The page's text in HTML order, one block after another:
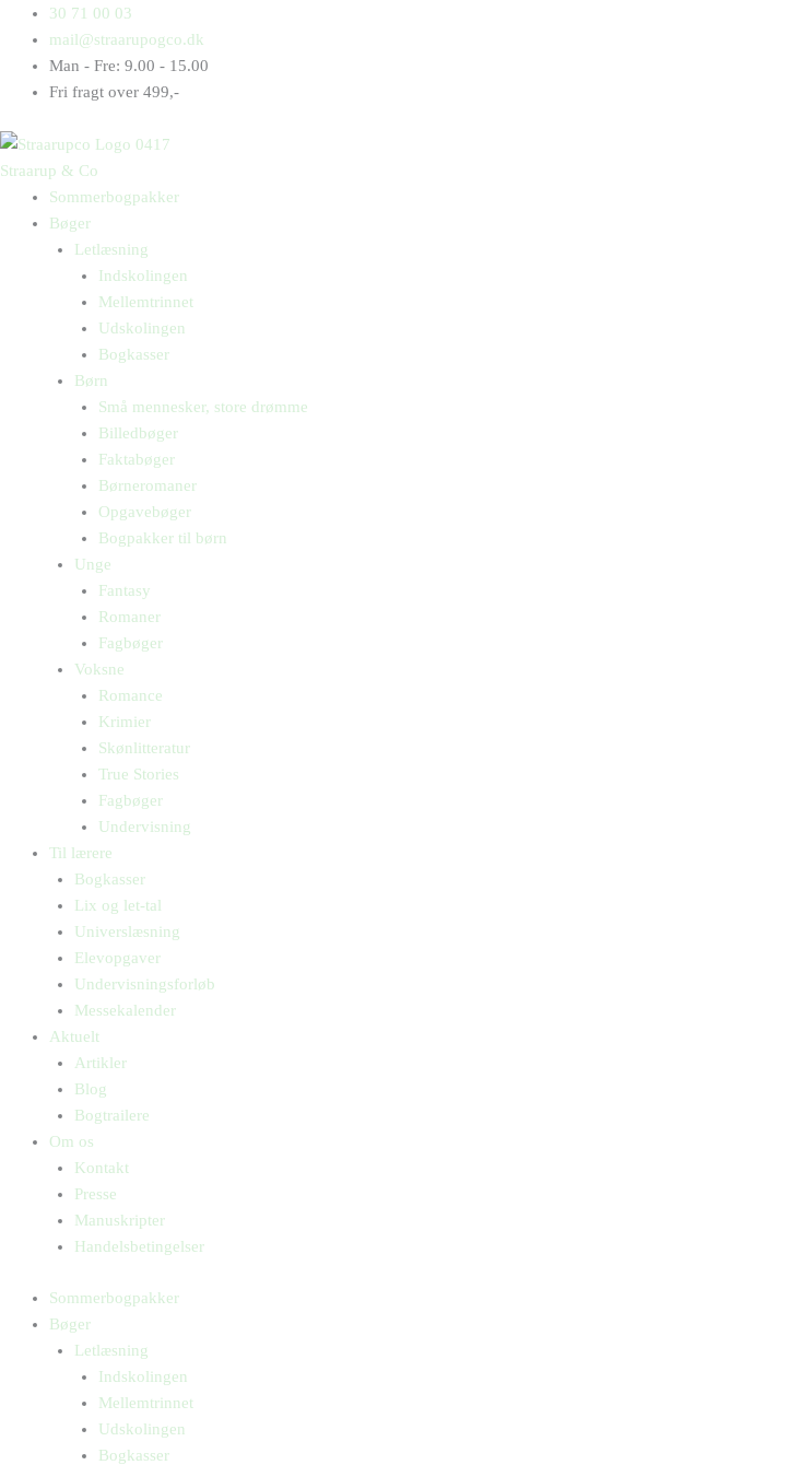
indholdet
30 71 00 03
mail@straarupogco.dk
Man - Fre: 9.00 - 15.00
Fri fragt over 499,-
Straarup & Co
Sommerbogpakker
Bøger
Letlæsning
Indskolingen
Mellemtrinnet
Udskolingen
Bogkasser
Børn
Små mennesker, store drømme
Billedbøger
Faktabøger
Børneromaner
Opgavebøger
Bogpakker til børn
Unge
Fantasy
Romaner
Fagbøger
Voksne
Romance
Krimier
Skønlitteratur
True Stories
Fagbøger
Undervisning
Til lærere
Bogkasser
Lix og let-tal
Universlæsning
Elevopgaver
Undervisningsforløb
Messekalender
Aktuelt
Artikler
Blog
Bogtrailere
Om os
Kontakt
Presse
Manuskripter
Handelsbetingelser
Sommerbogpakker
Bøger
Letlæsning
Indskolingen
Mellemtrinnet
Udskolingen
Bogkasser
Products
search
Products
search